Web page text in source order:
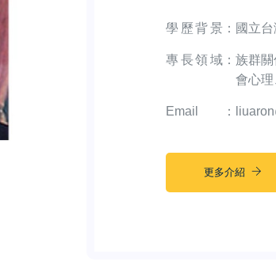
學歷背景 ： 國立
專長領域 ： 族群
會心
Email ：
更多介紹